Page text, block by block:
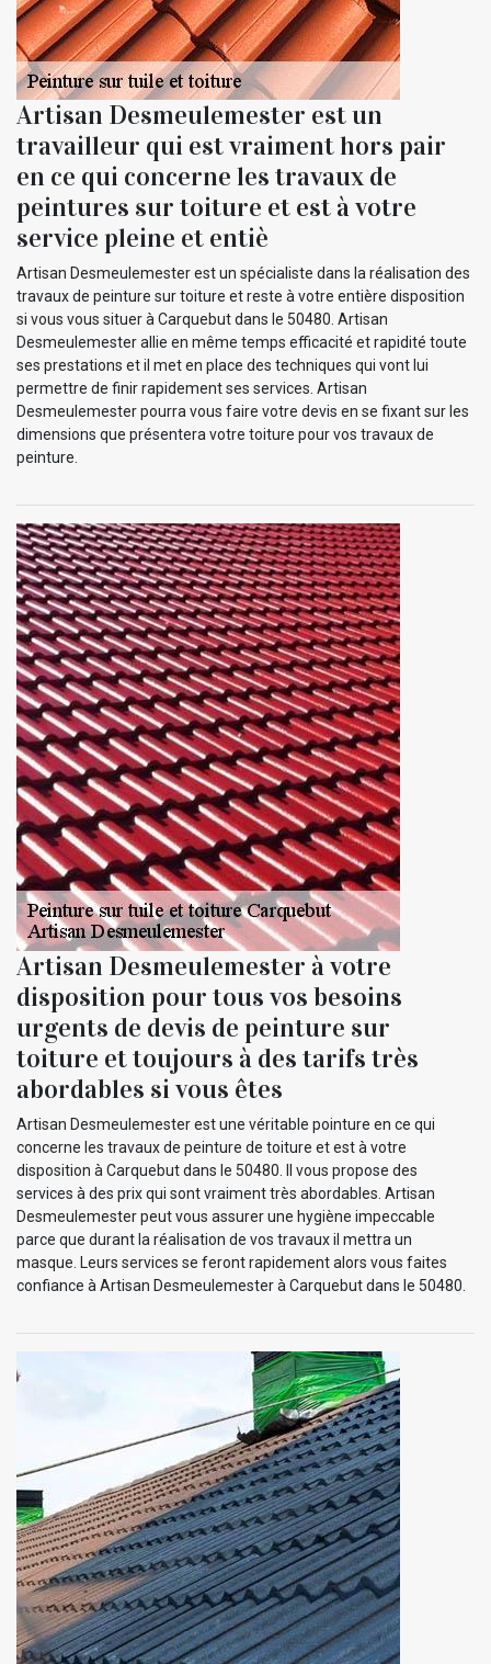
Artisan Desmeulemester est un
travailleur qui est vraiment hors pair
en ce qui concerne les travaux de
peintures sur toiture et est à votre
service pleine et entiè
Artisan Desmeulemester est un spécialiste dans la réalisation des
travaux de peinture sur toiture et reste à votre entière disposition
si vous vous situer à Carquebut dans le 50480. Artisan
Desmeulemester allie en même temps efficacité et rapidité toute
ses prestations et il met en place des techniques qui vont lui
permettre de finir rapidement ses services. Artisan
Desmeulemester pourra vous faire votre devis en se fixant sur les
dimensions que présentera votre toiture pour vos travaux de
peinture.
Artisan Desmeulemester à votre
disposition pour tous vos besoins
urgents de devis de peinture sur
toiture et toujours à des tarifs très
abordables si vous êtes
Artisan Desmeulemester est une véritable pointure en ce qui
concerne les travaux de peinture de toiture et est à votre
disposition à Carquebut dans le 50480. Il vous propose des
services à des prix qui sont vraiment très abordables. Artisan
Desmeulemester peut vous assurer une hygiène impeccable
parce que durant la réalisation de vos travaux il mettra un
masque. Leurs services se feront rapidement alors vous faites
confiance à Artisan Desmeulemester à Carquebut dans le 50480.